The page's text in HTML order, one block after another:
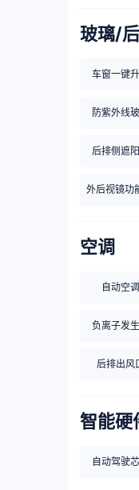
玻璃/
车窗一键
防紫外线
后排侧遮
外后视镜功
空调
自动空调
负离子发
后排出风
智能硬
自动驾驶